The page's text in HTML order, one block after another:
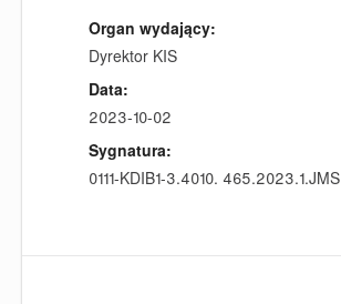
Organ wydający:
Dyrektor KIS
Data:
2023-10-02
Sygnatura:
0111-KDIB1-3.4010. 465.2023.1.JMS